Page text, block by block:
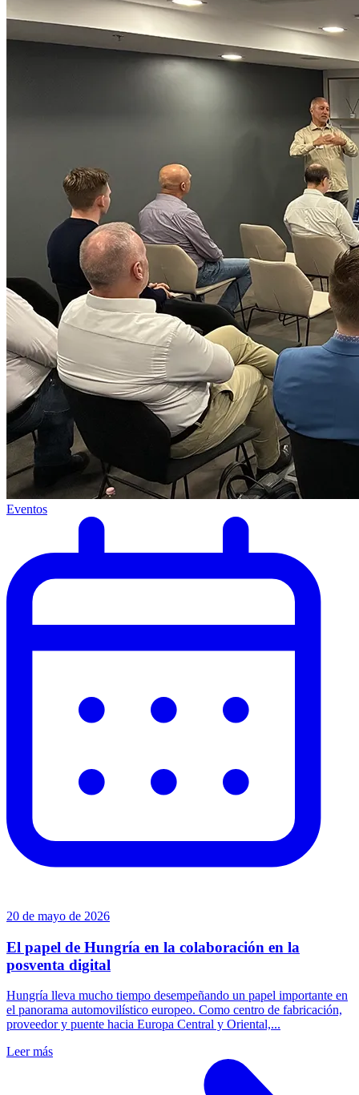
Eventos
20 de mayo de 2026
El papel de Hungría en la colaboración en la
posventa digital
Hungría lleva mucho tiempo desempeñando un papel importante en
el panorama automovilístico europeo. Como centro de fabricación,
proveedor y puente hacia Europa Central y Oriental,...
Leer más